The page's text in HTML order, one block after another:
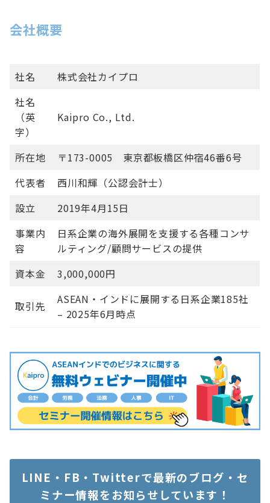
会社概要
社名
株式会社カイプロ
社名
（英
字）
Kaipro Co., Ltd.
所在地
〒173-0005 東京都板橋区仲宿46番6号
代表者
西川和輝（公認会計士）
設立
2019年4月15日
事業内
容
日系企業の海外展開を支援する各種コンサ
ルティング/顧問サービスの提供
資本金
3,000,000円
取引先
ASEAN・インドに展開する日系企業185社
– 2025年6月時点
LINE・FB・Twitterで最新のブログ・セ
ミナー情報をお知らせしています！